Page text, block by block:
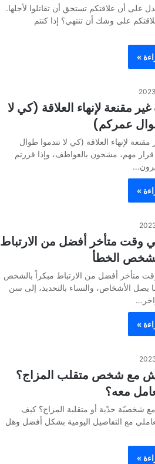
تدل على أن علاقتكم تستحق أن تقاتلوا لأجلها.
على وشك أن تنتهي؟ إذا كنتم
»
غير مقنعة لإنهاء العلاقة (كي لا
عمركم)
مقنعة لإنهاء العلاقة (كي لا تندموا طوال
مهم، مشحون بالعواطف، وإذا قررتم
»
وقت متأخر أفضل من الارتباط
الخطأ
متأخر أفضل من الارتباط مبكراً بالشخص
يصل الأشخاص، والنساء بالتحديد، إلى سن
»
مع شخص متقلب المزاج؟
معه؟
شخصيّة حدّية أو متقلبة المزاج؟ كيف
مع التفاصيل اليومية بشكل أفضل وهل
»